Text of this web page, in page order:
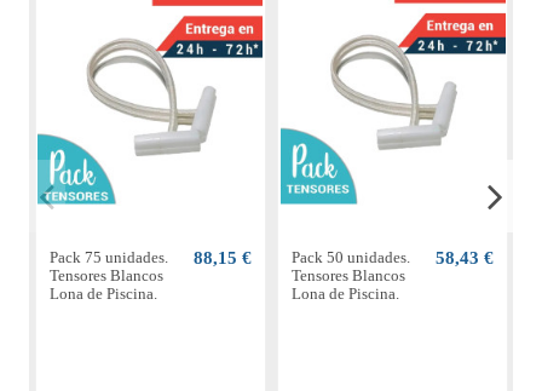
Pack 75 unidades.
Tensores Blancos
Lona de Piscina.
88,15 €
Pack 50 unidades.
Tensores Blancos
Lona de Piscina.
58,43 €